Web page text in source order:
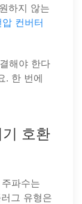
하지 않는
컨버터
해야 한다
. 한 번에
호환
파수는
그 유형은